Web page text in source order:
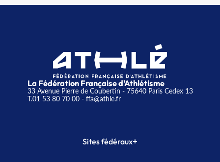
La Fédération Française d'Athlétisme
33 Avenue Pierre de Coubertin - 75640 Paris Cedex 13
T.01 53 80 70 00- ffa@athle.fr
Sites fédéraux+